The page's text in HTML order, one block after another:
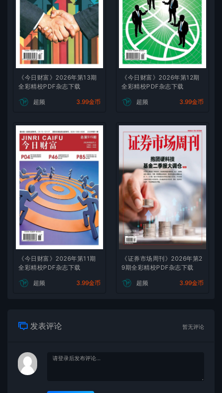
《今日财富》2026年第13期
全彩精校PDF杂志下载
超频 3.99金币
《今日财富》2026年第12期
全彩精校PDF杂志下载
超频 3.99金币
《今日财富》2026年第11期
全彩精校PDF杂志下载
超频 3.99金币
《证券市场周刊》2026年第2
9期全彩精校PDF杂志下载
超频 3.99金币
发表评论 暂无评论